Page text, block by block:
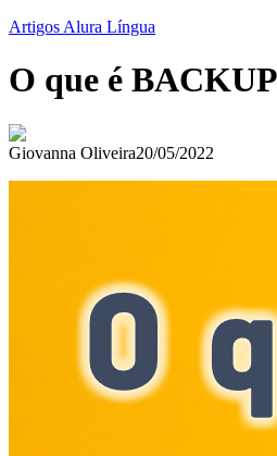
Artigos Alura Língua
O que é
Giovanna Oliveira20/05/2022